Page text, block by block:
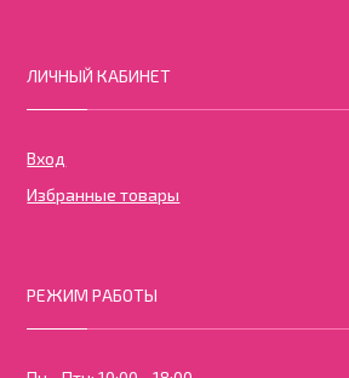
ЛИЧНЫЙ КАБИНЕТ
Вход
Избранные товары
РЕЖИМ РАБОТЫ